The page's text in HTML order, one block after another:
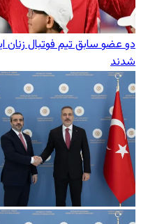
دو عضو سابق تیم فوتبال زنان
شدند